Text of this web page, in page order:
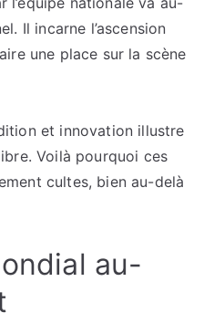
Il incarne l’ascension
une place sur la scène
et innovation illustre
Voilà pourquoi ces
cultes, bien au-delà
au-